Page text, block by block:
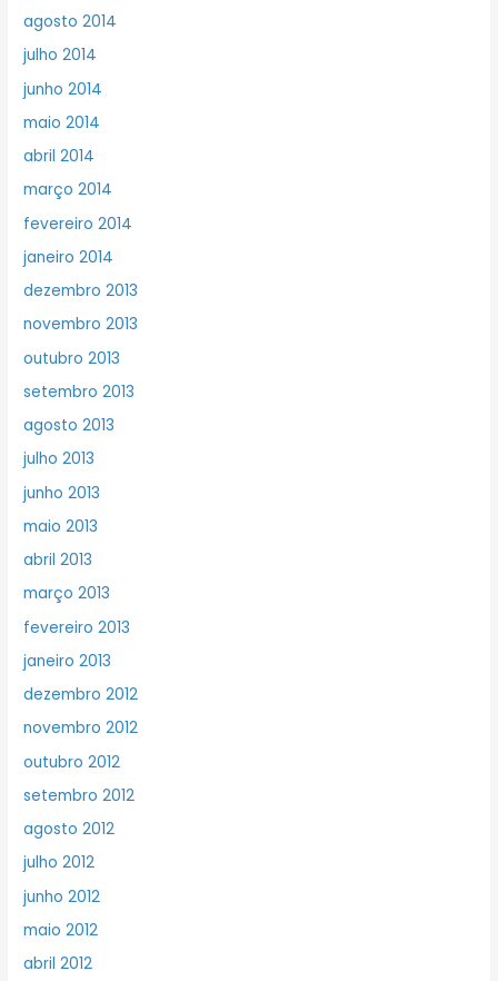
agosto 2014
julho 2014
junho 2014
maio 2014
abril 2014
março 2014
fevereiro 2014
janeiro 2014
dezembro 2013
novembro 2013
outubro 2013
setembro 2013
agosto 2013
julho 2013
junho 2013
maio 2013
abril 2013
março 2013
fevereiro 2013
janeiro 2013
dezembro 2012
novembro 2012
outubro 2012
setembro 2012
agosto 2012
julho 2012
junho 2012
maio 2012
abril 2012